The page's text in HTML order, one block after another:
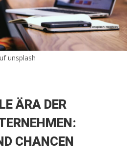
unsplash
ÄRA DER
CHANCEN